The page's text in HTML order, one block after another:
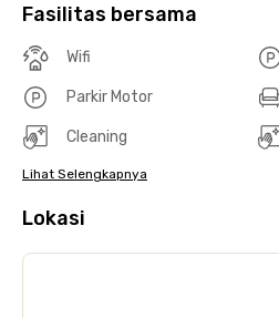
Fasilitas bersama
Wifi
Parkir Motor
Cleaning
Lihat Selengkapnya
Lokasi